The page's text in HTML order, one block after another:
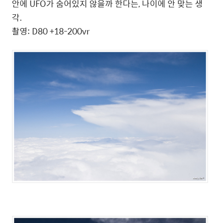
안에 UFO가 숨어있지 않을까 한다는, 나이에 안 맞는 생
각.
촬영: D80 +18-200vr